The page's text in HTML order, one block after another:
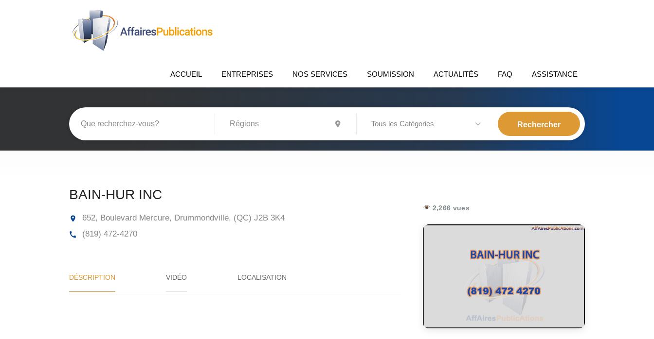
ACCUEIL ENTREPRISES NOS SERVICES SOUMISSION ACTUALITÉS FAQ ASSISTANCE
Tous les Catégories
BAIN-HUR INC
652, Boulevard Mercure, Drummondville, (QC) J2B 3K4
(819) 472-4270
DÉSCRIPTION VIDÉO
2,266 vues